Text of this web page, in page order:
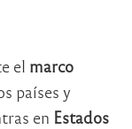
el marco
países y
en Estados